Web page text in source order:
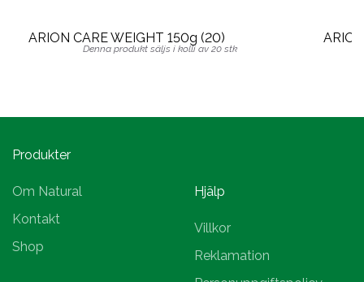
ARION CARE WEIGHT 150g (20)
Denna produkt säljs i kolli av 20 stk
Produkter
Om Natural
Kontakt
Shop
Hjälp
Villkor
Reklamation